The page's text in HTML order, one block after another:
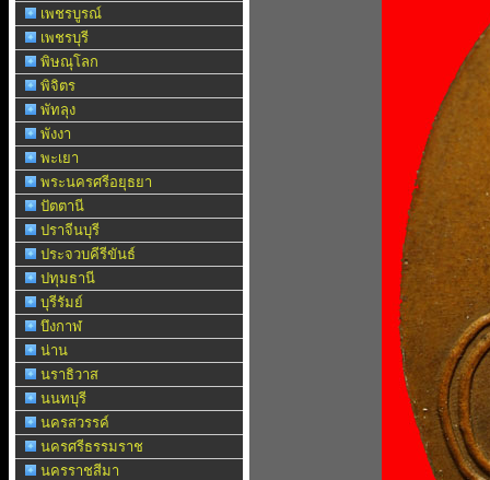
เพชรบูรณ์
เพชรบุรี
พิษณุโลก
พิจิตร
พัทลุง
พังงา
พะเยา
พระนครศรีอยุธยา
ปัตตานี
ปราจีนบุรี
ประจวบคีรีขันธ์
ปทุมธานี
บุรีรัมย์
บึงกาฬ
น่าน
นราธิวาส
นนทบุรี
นครสวรรค์
นครศรีธรรมราช
นครราชสีมา